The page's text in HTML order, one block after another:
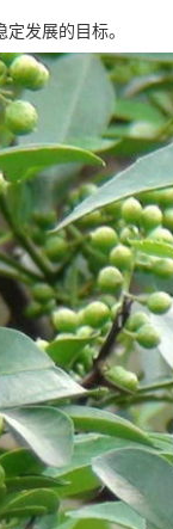
发展的目标。